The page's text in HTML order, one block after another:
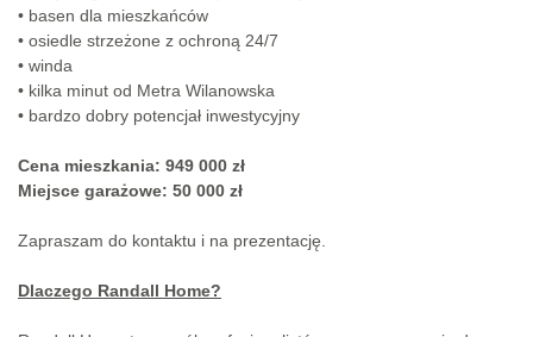
• basen dla mieszkańców
• osiedle strzeżone z ochroną 24/7
• winda
• kilka minut od Metra Wilanowska
• bardzo dobry potencjał inwestycyjny
Cena mieszkania: 949 000 zł
Miejsce garażowe: 50 000 zł
Zapraszam do kontaktu i na prezentację.
Dlaczego Randall Home?